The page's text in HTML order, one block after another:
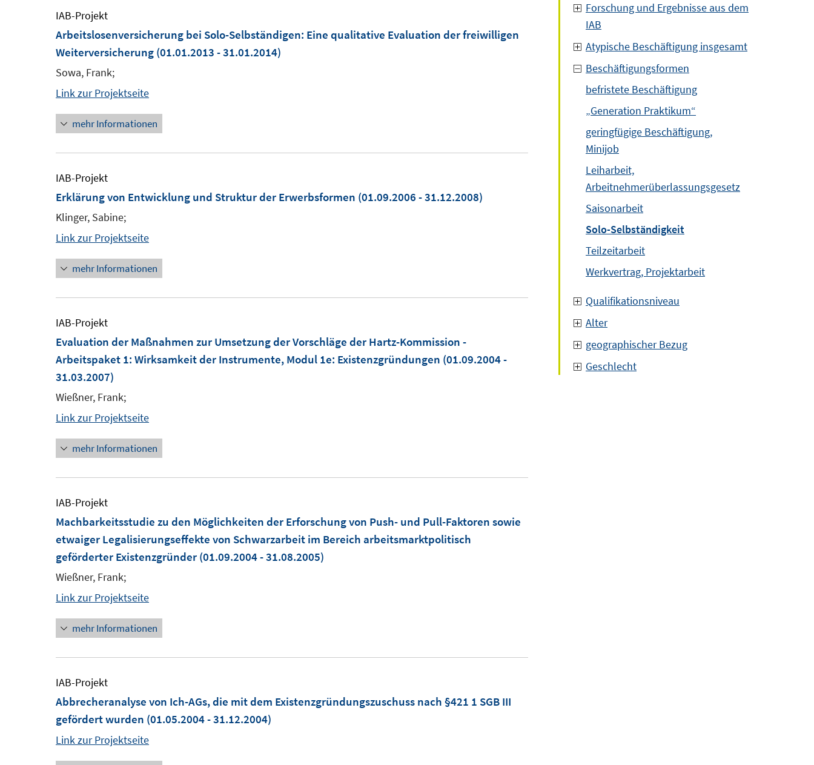
IAB-Projekt
Arbeitslosenversicherung bei Solo-Selbständigen: Eine qualitative Evaluation der freiwilligen
Weiterversicherung (01.01.2013 - 31.01.2014)
Sowa, Frank;
Link zur Projektseite
mehr Informationen
IAB-Projekt
Erklärung von Entwicklung und Struktur der Erwerbsformen (01.09.2006 - 31.12.2008)
Klinger, Sabine;
Link zur Projektseite
mehr Informationen
IAB-Projekt
Evaluation der Maßnahmen zur Umsetzung der Vorschläge der Hartz-Kommission -
Arbeitspaket 1: Wirksamkeit der Instrumente, Modul 1e: Existenzgründungen (01.09.2004 -
31.03.2007)
Wießner, Frank;
Link zur Projektseite
mehr Informationen
IAB-Projekt
Machbarkeitsstudie zu den Möglichkeiten der Erforschung von Push- und Pull-Faktoren sowie
etwaiger Legalisierungseffekte von Schwarzarbeit im Bereich arbeitsmarktpolitisch
geförderter Existenzgründer (01.09.2004 - 31.08.2005)
Wießner, Frank;
Link zur Projektseite
mehr Informationen
IAB-Projekt
Abbrecheranalyse von Ich-AGs, die mit dem Existenzgründungszuschuss nach §421 1 SGB III
gefördert wurden (01.05.2004 - 31.12.2004)
Link zur Projektseite
Forschung und Ergebnisse aus dem
IAB
Atypische Beschäftigung insgesamt
Beschäftigungsformen
befristete Beschäftigung
„Generation Praktikum“
geringfügige Beschäftigung,
Minijob
Leiharbeit,
Arbeitnehmerüberlassungsgesetz
Saisonarbeit
Solo-Selbständigkeit
Teilzeitarbeit
Werkvertrag, Projektarbeit
Qualifikationsniveau
Alter
geographischer Bezug
Geschlecht